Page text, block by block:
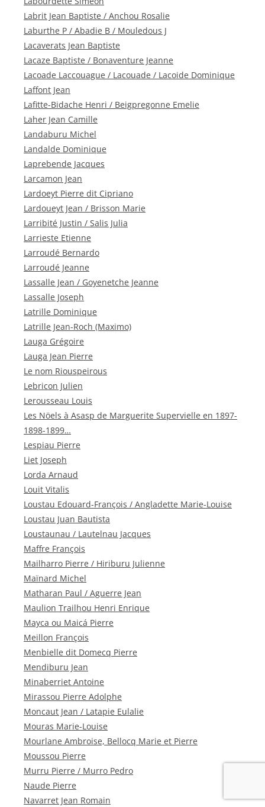
Labrit Jean Baptiste / Anchou Rosalie
Laburthe P / Abadie B / Mouledous J
Lacaverats Jean Baptiste
Lacaze Baptiste / Bonaventure Jeanne
Lacoade Laccouague / Lacouade / Lacoide Dominique
Laffont Jean
Lafitte-Bidache Henri / Beigpregonne Emelie
Laher Jean Camille
Landaburu Michel
Landalde Dominique
Laprebende Jacques
Larcamon Jean
Lardoeyt Pierre dit Cipriano
Lardoueyt Jean / Brisson Marie
Larribité Justin / Salis Julia
Larrieste Etienne
Larroudé Bernardo
Larroudé Jeanne
Lassalle Jean / Goyenetche Jeanne
Lassalle Joseph
Latrille Dominique
Latrille Jean-Roch (Maximo)
Lauga Grégoire
Lauga Jean Pierre
Le nom Riouspeirous
Lebricon Julien
Lerousseau Louis
Les Nöels à Asasp de Marguerite Supervielle en 1897-
1898-1899…
Lespiau Pierre
Liet Joseph
Lorda Arnaud
Louit Vitalis
Loustau Edouard-François / Angladette Marie-Louise
Loustau Juan Bautista
Loustaunau / Lautelnau Jacques
Maffre François
Mailharro Pierre / Hiriburu Julienne
Maïnard Michel
Matharan Paul / Aguerre Jean
Maulion Trailhou Henri Enrique
Mayca ou Maicá Pierre
Meillon François
Menbielle dit Domecq Pierre
Mendiburu Jean
Minaberriet Antoine
Mirassou Pierre Adolphe
Moncaut Jean / Latapie Eulalie
Mouras Marie-Louise
Mourlane Ambroise, Bellocq Marie et Pierre
Moussou Pierre
Murru Pierre / Murro Pedro
Naude Pierre
Navarret Jean Romain